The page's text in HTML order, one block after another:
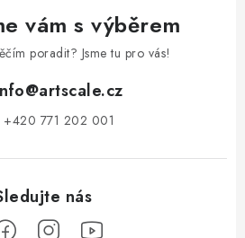
vám s výběrem
poradit? Jsme tu pro vás!
@artscale.cz
+420 771 202 001​